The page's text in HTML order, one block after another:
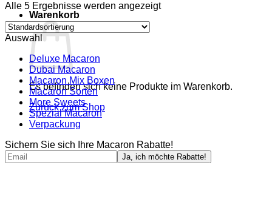
Warenkorb
Es befinden sich keine Produkte im Warenkorb.
Zurück zum Shop
Alle 5 Ergebnisse werden angezeigt
Auswahl
Deluxe Macaron
Dubai Macaron
Macaron Mix Boxen
Macaron Sorten
More Sweets
Spezial Macaron
Verpackung
Sichern Sie sich Ihre Macaron Rabatte!